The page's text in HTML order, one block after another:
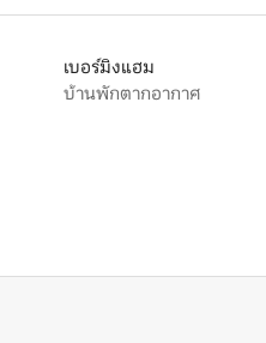
เบอร์มิงแฮม
บ้านพักตากอากาศ